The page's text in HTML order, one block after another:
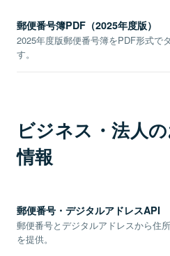
郵便番号簿PDF（2025年度版）
2025年度版郵便番号簿をPDF形式で
す。
ビジネス・法人
情報
郵便番号・デジタルアドレスAPI
郵便番号とデジタルアドレスから住
を提供。